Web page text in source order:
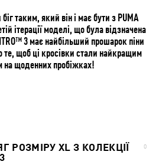
таким, який він і має бути з PUMA
ітерації моделі, що була відзначена
3 має найбільший прошарок піни
те, щоб ці кросівки стали найкращим
на щоденних пробіжках!
РОЗМІРУ XL З КОЛЕКЦІЇ
0